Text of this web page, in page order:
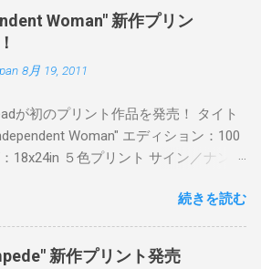
時 タイトル：SWEET KISS カラー：
GREEN/PINK/YELLOW エディショ
５ サイズ：800mm × 550mm 価格：
購入は、 こちら から
Woman" 新作プリン
8月 19, 2011
が初のプリント作品を発売！ タイト
Woman" エディション：100
18x24in ５色プリント サイン／ナンバ
ニッシュバージョン（エディション：
購入は８月２６日に こちら から
続きを読む
新作プリント発売